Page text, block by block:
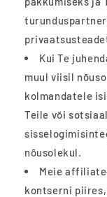
Kui Te
muul viisil
kolmandatele
Teile või
nõusolekul.
Meie
kontserni